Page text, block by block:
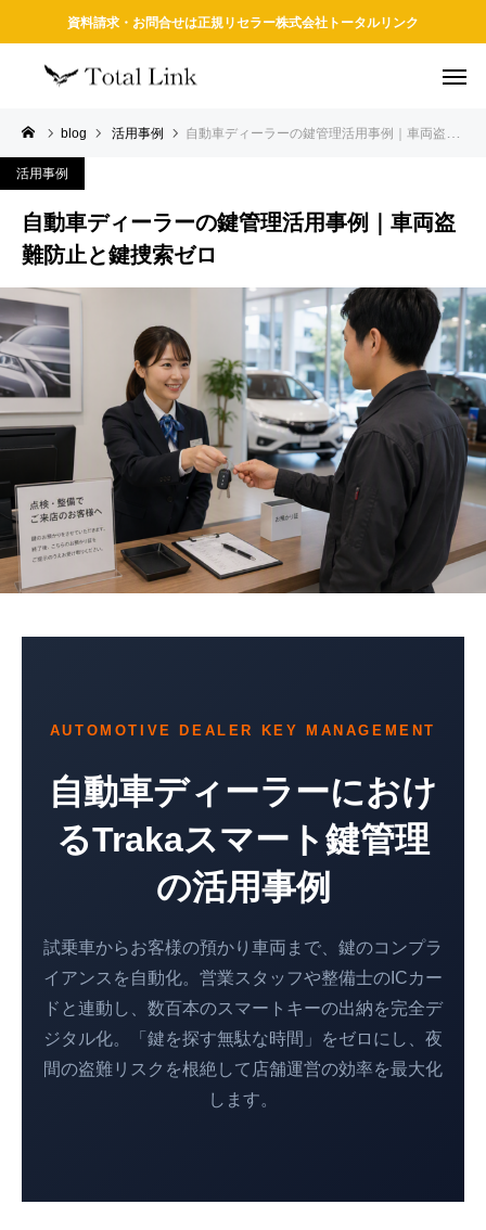
資料請求・お問合せは正規リセラー株式会社トータルリンク
blog 活用事例 自動車ディーラーの鍵管理活用事例｜車両盗難防止と鍵捜索ゼロ
活用事例
自動車ディーラーの鍵管理活用事例｜車両盗
難防止と鍵捜索ゼロ
AUTOMOTIVE DEALER KEY MANAGEMENT
自動車ディーラーにおけ
るTrakaスマート鍵管理
の活用事例
試乗車からお客様の預かり車両まで、鍵のコンプラ
イアンスを自動化。営業スタッフや整備士のICカー
ドと連動し、数百本のスマートキーの出納を完全デ
ジタル化。「鍵を探す無駄な時間」をゼロにし、夜
間の盗難リスクを根絶して店舗運営の効率を最大化
します。